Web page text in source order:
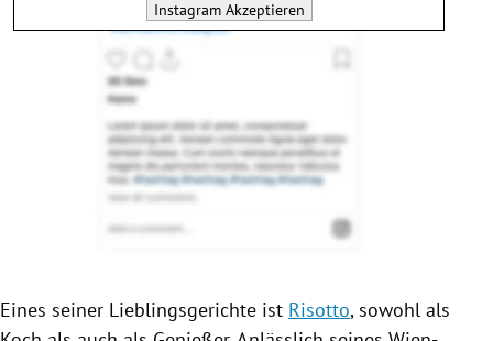
InstagramAkzeptieren
Eines seiner Lieblingsgerichte ist Risotto, sowohl als